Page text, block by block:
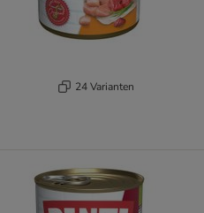
24 Varianten